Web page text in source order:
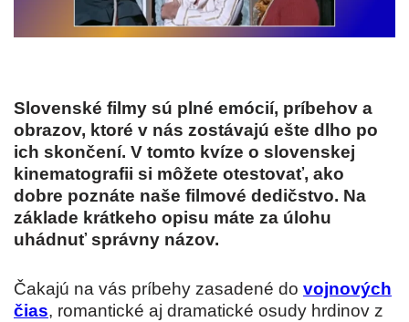
Slovenské filmy sú plné emócií, príbehov a
obrazov, ktoré v nás zostávajú ešte dlho po
ich skončení. V tomto kvíze o slovenskej
kinematografii si môžete otestovať, ako
dobre poznáte naše filmové dedičstvo. Na
základe krátkeho opisu máte za úlohu
uhádnuť správny názov.
Čakajú na vás príbehy zasadené do vojnových
čias, romantické aj dramatické osudy hrdinov z